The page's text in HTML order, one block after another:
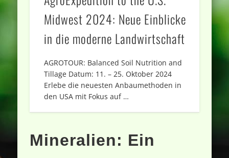
Midwest 2024: Neue Einblicke
in die moderne Landwirtschaft
AGROTOUR: Balanced Soil Nutrition and
Tillage Datum: 11. – 25. Oktober 2024
Erlebe die neuesten Anbaumethoden in
den USA mit Fokus auf …
Mineralien: Ein